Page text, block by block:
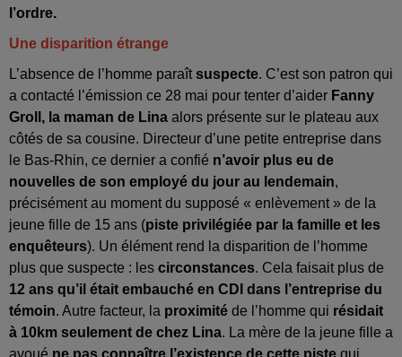
l’ordre.
Une disparition étrange
L’absence de l’homme paraîtsuspecte. C’est son patron qui
a contacté l’émission ce 28 mai pour tenter d’aider Fanny
Groll, la maman de Lina alors présente sur le plateau aux
côtés de sa cousine. Directeur d’une petite entreprise dans
le Bas-Rhin, ce dernier a confié n’avoir plus eu de
nouvelles de son employé du jour au lendemain,
précisément au moment du supposé « enlèvement » de la
jeune fille de 15 ans (piste privilégiée par la famille et les
enquêteurs). Un élément rend la disparition de l’homme
plus que suspecte : les circonstances. Cela faisait plus de
12 ans qu’il était embauché en CDI dans l’entreprise du
témoin. Autre facteur, la proximité de l’homme qui résidait
à 10km seulement de chez Lina. La mère de la jeune fille a
avoué ne pas connaître l’existence de cette piste qui